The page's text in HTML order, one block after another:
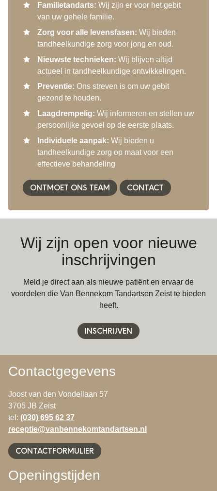
Familietandarts: Wij zijn er voor het gebit
van uw gehele familie.
Zorg voor alle levensfasen: Wij bieden
tandheelkundige zorg voor jong en oud.
Nieuwste technieken: Wij blijven altijd
actueel in tandheelkundige ontwikkelingen.
Preventie: Ons streven is om uw gebit
gezond te houden.
Laagdrempelig: Wij informeren en stellen uw
persoonlijke gevoel op de eerste plaats.
Individuele aanpak: Wij bieden u
tandheelkundige zorg op maat voor een
effectieve behandeling
ONTMOET ONS TEAM CONTACT
Wij zijn open voor nieuwe
inschrijvingen
Meld je direct aan als nieuwe patiënt en ervaar de
voordelen die Van Bennekom Tandartsen Zeist te bieden
heeft.
INSCHRIJVEN
Contactgegevens
Joost van den Vondellaan 57
3705 JB Zeist
tel: (030) 695 62 37
receptie@vanbennekomtandartsen.nl
CONTACTFORMULIER
Openingstijden